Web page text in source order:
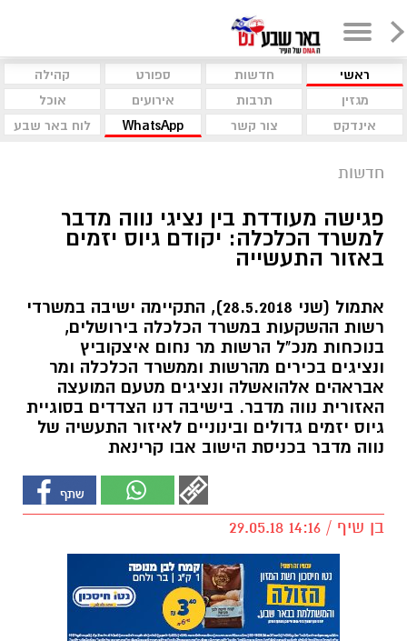
ראשי חדשות ספורט
קהילה
מגזין
תרבות אירועים
אוכל
אינדקס
צור קשר WhatsApp לוח באר שבע
חדשות
פגישה מעודדת בין נציגי נווה מדבר
למשרד הכלכלה: יקודם גיוס יזמים
באזור התעשייה
אתמול (שני 28.5.2018), התקיימה ישיבה במשרדי
רשות ההשקעות במשרד הכלכלה בירושלים,
בנוכחות מנכ"ל הרשות מר נחום איצקוביץ
ונציגים בכירים מהרשות וממשרד הכלכלה ומר
אבראהים אלהואשלה ונציגים מטעם המועצה
האזורית נווה מדבר. בישיבה דנו הצדדים בסוגיית
גיוס יזמים גדולים ובינוניים לאיזור התעשיה של
נווה מדבר בכניסת הישוב אבו קרינאת
בן שיף / 14:16 29.05.18